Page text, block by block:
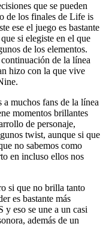
que se pueden
de los finales de Life is
ese el juego es bastante
si elegiste en el que
de los elementos.
de la línea
hizo con la que vive
a muchos fans de la línea
momentos brillantes
de personaje,
twist, aunque si que
no sabemos como
en incluso ellos nos
si que no brilla tanto
es bastante más
eso se une a un casi
además de un